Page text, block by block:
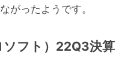
がったようです。
フト）22Q3決算